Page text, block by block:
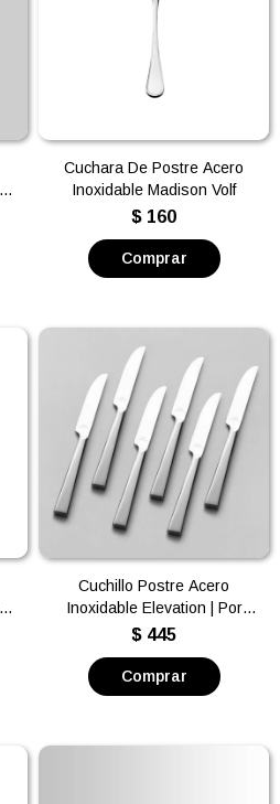
Cuchara De Postre Acero
Inoxidable Madison Volf
$ 160
Cuchillo Postre Acero
Inoxidable Elevation | Por
unidad
$ 445